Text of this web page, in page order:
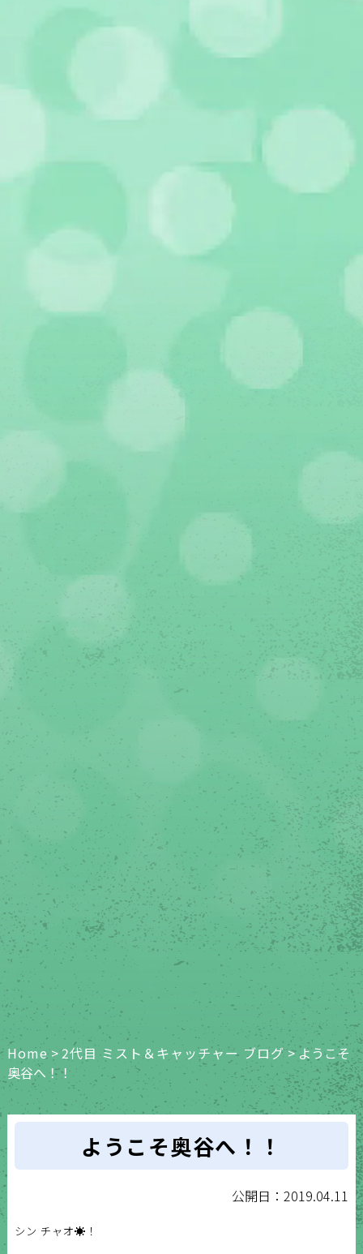
Home>2代目 ミスト＆キャッチャー ブログ > ようこそ
奥谷へ！！
ようこそ奥谷へ！！
公開日：2019.04.11
シン チャオ☀️！